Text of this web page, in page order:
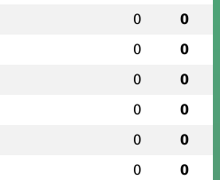
0 0
0 0
0 0
0 0
0 0
0 0